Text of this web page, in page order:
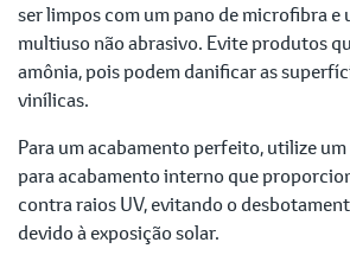
ser limpos com um pano de microfibra e
multiuso não abrasivo. Evite produtos
amônia, pois podem danificar as
vinílicas.
Para um acabamento perfeito, utilize
para acabamento interno que
contra raios UV, evitando o
devido à exposição solar.